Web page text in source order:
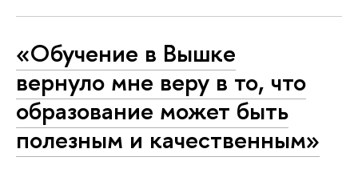
«Обучение в Вышке
вернуло мне веру в то, что
образование может быть
полезным и качественным»